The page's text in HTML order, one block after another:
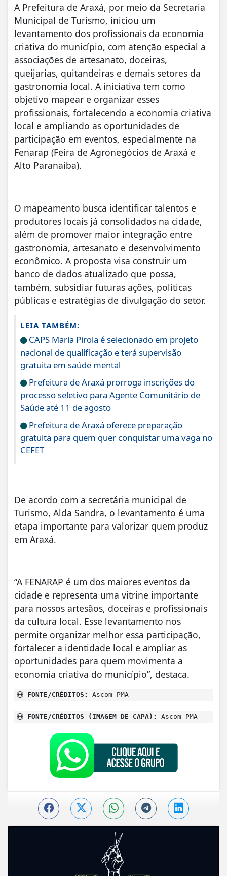
A Prefeitura de Araxá, por meio da Secretaria
Municipal de Turismo, iniciou um
levantamento dos profissionais da economia
criativa do município, com atenção especial a
associações de artesanato, doceiras,
queijarias, quitandeiras e demais setores da
gastronomia local. A iniciativa tem como
objetivo mapear e organizar esses
profissionais, fortalecendo a economia criativa
local e ampliando as oportunidades de
participação em eventos, especialmente na
Fenarap (Feira de Agronegócios de Araxá e
Alto Paranaíba).
O mapeamento busca identificar talentos e
produtores locais já consolidados na cidade,
além de promover maior integração entre
gastronomia, artesanato e desenvolvimento
econômico. A proposta visa construir um
banco de dados atualizado que possa,
também, subsidiar futuras ações, políticas
públicas e estratégias de divulgação do setor.
LEIA TAMBÉM:
CAPS Maria Pirola é selecionado em projeto
nacional de qualificação e terá supervisão
gratuita em saúde mental
Prefeitura de Araxá prorroga inscrições do
processo seletivo para Agente Comunitário de
Saúde até 11 de agosto
Prefeitura de Araxá oferece preparação
gratuita para quem quer conquistar uma vaga no
CEFET
De acordo com a secretária municipal de
Turismo, Alda Sandra, o levantamento é uma
etapa importante para valorizar quem produz
em Araxá.
“A FENARAP é um dos maiores eventos da
cidade e representa uma vitrine importante
para nossos artesãos, doceiras e profissionais
da cultura local. Esse levantamento nos
permite organizar melhor essa participação,
fortalecer a identidade local e ampliar as
oportunidades para quem movimenta a
economia criativa do município”, destaca.
FONTE/CRÉDITOS: Ascom PMA
FONTE/CRÉDITOS (IMAGEM DE CAPA): Ascom PMA